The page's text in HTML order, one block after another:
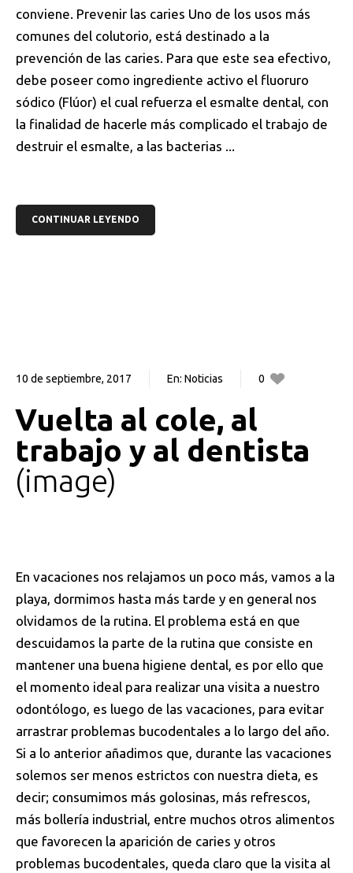
conviene. Prevenir las caries Uno de los usos más
comunes del colutorio, está destinado a la
prevención de las caries. Para que este sea efectivo,
debe poseer como ingrediente activo el fluoruro
sódico (Flúor) el cual refuerza el esmalte dental, con
la finalidad de hacerle más complicado el trabajo de
destruir el esmalte, a las bacterias ...
CONTINUAR LEYENDO
10 de septiembre, 2017 En: Noticias
0
Vuelta al cole, al
trabajo y al dentista
image
En vacaciones nos relajamos un poco más, vamos a la
playa, dormimos hasta más tarde y en general nos
olvidamos de la rutina. El problema está en que
descuidamos la parte de la rutina que consiste en
mantener una buena higiene dental, es por ello que
el momento ideal para realizar una visita a nuestro
odontólogo, es luego de las vacaciones, para evitar
arrastrar problemas bucodentales a lo largo del año.
Si a lo anterior añadimos que, durante las vacaciones
solemos ser menos estrictos con nuestra dieta, es
decir; consumimos más golosinas, más refrescos,
más bollería industrial, entre muchos otros alimentos
que favorecen la aparición de caries y otros
problemas bucodentales, queda claro que la visita al